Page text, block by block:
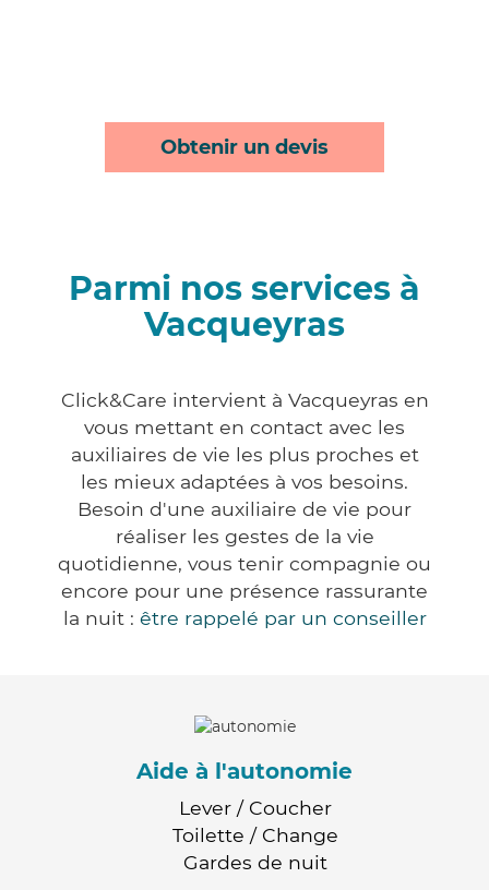
Obtenir un devis
Parmi nos services à
Vacqueyras
Click&Care intervient à Vacqueyras en
vous mettant en contact avec les
auxiliaires de vie les plus proches et
les mieux adaptées à vos besoins.
Besoin d'une auxiliaire de vie pour
réaliser les gestes de la vie
quotidienne, vous tenir compagnie ou
encore pour une présence rassurante
la nuit : être rappelé par un conseiller
Aide à l'autonomie
Lever / Coucher
Toilette / Change
Gardes de nuit